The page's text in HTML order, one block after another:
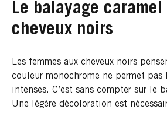
Le balayage caramel
cheveux noirs
Les femmes aux cheveux noirs
couleur monochrome ne permet pas
intenses. C’est sans compter sur le
Une légère décoloration est